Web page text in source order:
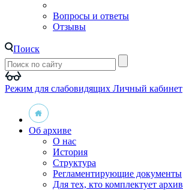
Вопросы и ответы
Отзывы
Поиск
Режим для слабовидящих Личный кабинет
Об архиве
О нас
История
Структура
Регламентирующие документы
Для тех, кто комплектует архив